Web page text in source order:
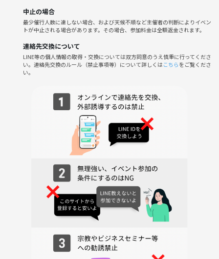
好きな映画を入り口に、
自分の価値観を言葉にする時間。
自分軸で生きていく、きっかけになれば嬉しいです。
中止の場合
最少催行人数に達しない場合、および天候不順など主催者の判断によりイベン
トが中止される場合があります。その場合、参加料金は全額返金されます。
連絡先交換について
LINE等の個人情報の取得・交換については双方同意のうえ慎重に行ってくださ
い。連絡先交換のルール（禁止事項等）について詳しくはこちらをご覧くださ
い。